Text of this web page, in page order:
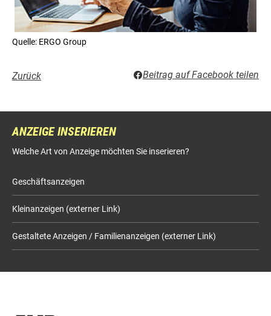
Quelle: ERGO Group
Zurück Beitrag auf Facebook teilen
ANZEIGE INSERIEREN
Welche Art von Anzeige möchten Sie inserieren?
Geschäftsanzeigen
Kleinanzeigen (externer Link)
Gestaltete Anzeigen / Familienanzeigen (externer Link)